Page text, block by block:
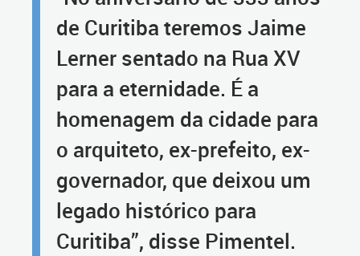
de Curitiba teremos Jaime
Lerner sentado na Rua XV
para a eternidade. É a
homenagem da cidade para
o arquiteto, ex-prefeito, ex-
governador, que deixou um
legado histórico para
Curitiba”, disse Pimentel.